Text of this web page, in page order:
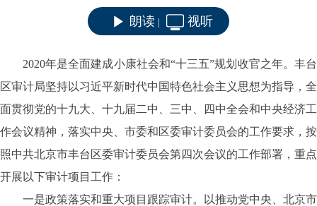
朗读 视听
2020年是全面建成小康社会和“十三五”规划收官之年。丰台
区审计局坚持以习近平新时代中国特色社会主义思想为指导，全
面贯彻党的十九大、十九届二中、三中、四中全会和中央经济工
作会议精神，落实中央、市委和区委审计委员会的工作要求，按
照中共北京市丰台区委审计委员会第四次会议的工作部署，重点
开展以下审计项目工作：
一是政策落实和重大项目跟踪审计。以推动党中央、北京市